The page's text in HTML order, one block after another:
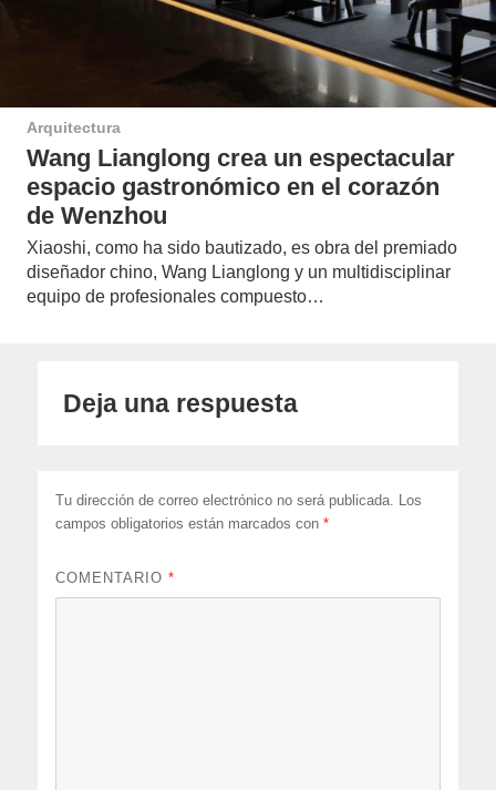
Arquitectura
Wang Lianglong crea un espectacular
espacio gastronómico en el corazón
de Wenzhou
Xiaoshi, como ha sido bautizado, es obra del premiado
diseñador chino, Wang Lianglong y un multidisciplinar
equipo de profesionales compuesto…
Deja una respuesta
Tu dirección de correo electrónico no será publicada. Los
campos obligatorios están marcados con*
COMENTARIO*